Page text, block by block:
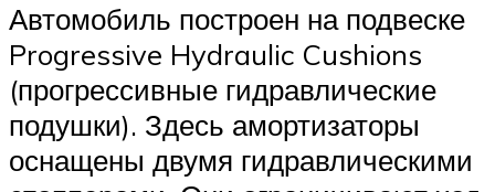
Автомобиль построен на подвеске
Progressive Hydraulic Cushions
(прогрессивные гидравлические
подушки). Здесь амортизаторы
оснащены двумя гидравлическими